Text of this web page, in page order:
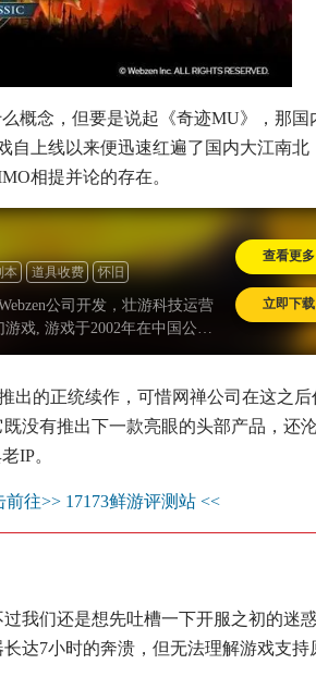
概念，但要是说起《奇迹MU》，那国
自上线以来便迅速红遍了国内大江南北
相提并论的存在。
本 道具收费 怀旧
公司开发，壮游科技运营
戏, 游戏于2002年在中国公
查看更多
立即下载
出的正统续作，可惜网禅公司在这之后
没有推出下一款亮眼的头部产品，还
IP。
前往>> 17173鲜游评测站 <<
我们还是想先吐槽一下开服之初的迷
达7小时的奔溃，但无法理解游戏支持